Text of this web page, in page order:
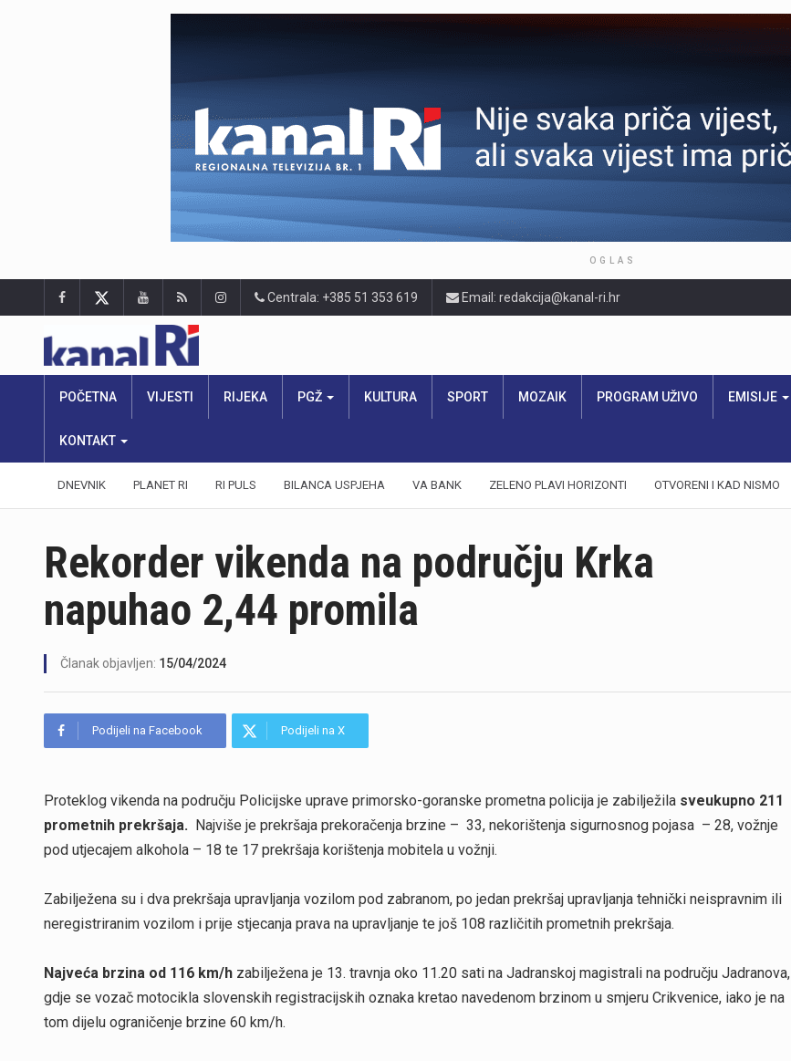
OGLAS
Centrala: +385 51 353 619 Email: redakcija@kanal-ri.hr
POČETNA VIJESTI RIJEKA PGŽ KULTURA SPORT MOZAIK PROGRAM UŽIVO EMISIJE
KONTAKT
DNEVNIK PLANET RI RI PULS BILANCA USPJEHA VA BANK ZELENO PLAVI HORIZONTI OTVORENI I KAD NISMO
Rekorder vikenda na području Krka
napuhao 2,44 promila
Članak objavljen: 15/04/2024
Podijeli na Facebook Podijeli na X
Proteklog vikenda na području Policijske uprave primorsko-goranske prometna policija je zabilježila sveukupno 211
prometnih prekršaja. Najviše je prekršaja prekoračenja brzine – 33, nekorištenja sigurnosnog pojasa – 28, vožnje
pod utjecajem alkohola – 18 te 17 prekršaja korištenja mobitela u vožnji.
Zabilježena su i dva prekršaja upravljanja vozilom pod zabranom, po jedan prekršaj upravljanja tehnički neispravnim ili
neregistriranim vozilom i prije stjecanja prava na upravljanje te još 108 različitih prometnih prekršaja.
Najveća brzina od 116 km/h zabilježena je 13. travnja oko 11.20 sati na Jadranskoj magistrali na području Jadranova,
gdje se vozač motocikla slovenskih registracijskih oznaka kretao navedenom brzinom u smjeru Crikvenice, iako je na
tom dijelu ograničenje brzine 60 km/h.